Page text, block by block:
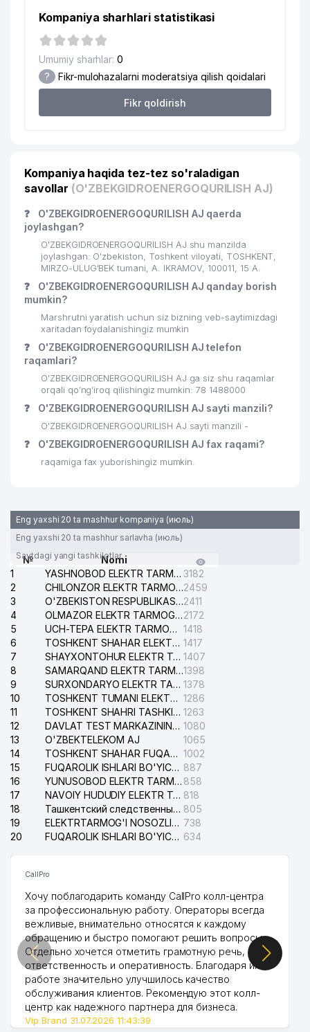
Kompaniya sharhlari statistikasi
Umumiy sharhlar: 0
? Fikr-mulohazalarni moderatsiya qilish qoidalari
Fikr qoldirish
Kompaniya haqida tez-tez so'raladigan
savollar (O'ZBEKGIDROENERGOQURILISH AJ)
❓
O'ZBEKGIDROENERGOQURILISH AJ qaerda
joylashgan?
O'ZBEKGIDROENERGOQURILISH AJ shu manzilda
joylashgan: O'zbekiston, Toshkent viloyati, TOSHKENT,
MIRZO-ULUG'BEK tumani, A. IKRAMOV, 100011, 15 A.
❓
O'ZBEKGIDROENERGOQURILISH AJ qanday borish
mumkin?
Marshrutni yaratish uchun siz bizning veb-saytimizdagi
xaritadan foydalanishingiz mumkin
❓
O'ZBEKGIDROENERGOQURILISH AJ telefon
raqamlari?
O'ZBEKGIDROENERGOQURILISH AJ ga siz shu raqamlar
orqali qo’ng’iroq qilishingiz mumkin: 78 1488000
❓ O'ZBEKGIDROENERGOQURILISH AJ sayti manzili?
O'ZBEKGIDROENERGOQURILISH AJ sayti manzili -
❓ O'ZBEKGIDROENERGOQURILISH AJ fax raqami?
raqamiga fax yuborishingiz mumkin.
Eng yaxshi 20 ta mashhur kompaniya (июль)
Eng yaxshi 20 ta mashhur sarlavha (июль)
Saytdagi yangi tashkilotlar
№
Nomi
1
YASHNOBOD ELEKTR TARMOG'I NOSOZLIKLARI XIZMATI 3182
2
CHILONZOR ELEKTR TARMOG'I NOSOZLIK XIZMATI2459
3
O'ZBEKISTON RESPUBLIKASI BOSH PROKURATURASI ISHONCH TELEFONI2411
4
OLMAZOR ELEKTR TARMOG'I NOSOZLIKLARI XIZMATI2172
5
UCH-TEPA ELEKTR TARMOG'I NOSOZLIKLARI XIZMATI 1418
6
TOSHKENT SHAHAR ELEKTR TARMOQLARI KORXONASI AJ 1417
7
SHAYXONTOHUR ELEKTR TARMOG'I NOSOZLIKLARINI TUZATISH XIZMATI 1407
8
SAMARQAND ELEKTR TARMOQLARI AJ1398
9
SURXONDARYO ELEKTR TARMOQLARI AJ 1378
10
TOSHKENT TUMANI ELEKTR TARMOG'I AVARIYA XIZMATI 1286
11
TOSHKENT SHAHRI TASHKILOT TELEFONLARI HAQIDA MA'LUMOT BYUROSI 1263
12
DAVLAT TEST MARKAZINING ISHONCH TELEFONLARI 1080
13
O'ZBEKTELEKOM AJ
1065
14
TOSHKENT SHAHAR FUQAROLIK ISHLARI BO'YICHA SUDI 1002
15
FUQAROLIK ISHLARI BO'YICHA YAKKASAROY TUMANLARARO SUDI 887
16
YUNUSOBOD ELEKTR TARMOG'I NOSOZLIKLARI XIZMATI 858
17
NAVOIY HUDUDIY ELEKTR TARMOQLARI KORXONASI AJ 818
18
Ташкентский следственный изолятор 805
19
ELEKTRTARMOG'I NOSOZLIKLARINI TO'ZATISH SERGELI XIZMATI 738
20
FUQAROLIK ISHLARI BO'YICHA UCH-TEPA TUMANI SUDI 634
CallPro
Хочу поблагодарить команду CallPro колл-центра
за профессиональную работу. Операторы всегда
вежливые, внимательно относятся к каждому
обращению и быстро помогают решить вопросы.
Отдельно хочется отметить грамотную речь,
ответственность и оперативность. Благодаря их
работе значительно улучшилось качество
обслуживания клиентов. Рекомендую этот колл-
центр как надежного партнера для бизнеса.
Vip Brand 31.07.2026 11:43:39